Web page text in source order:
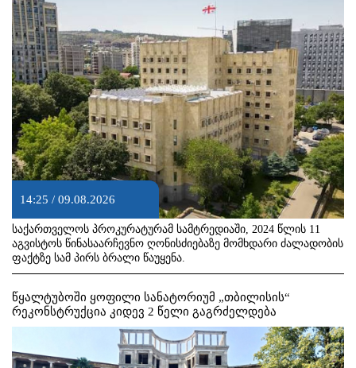
14:25 / 09.08.2026
საქართველოს პროკურატურამ სამტრედიაში, 2024 წლის 11
აგვისტოს წინასაარჩევნო ღონისძიებაზე მომხდარი ძალადობის
ფაქტზე სამ პირს ბრალი წაუყენა.
წყალტუბოში ყოფილი სანატორიუმ „თბილისის“
რეკონსტრუქცია კიდევ 2 წელი გაგრძელდება